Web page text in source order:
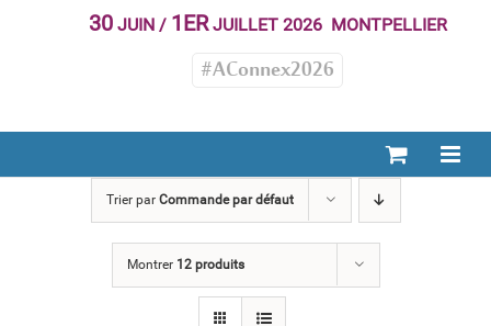
30JUIN / 1ERJUILLET 2026 MONTPELLIER
#AConnex2026
Trier par Commande par défaut
Montrer 12 produits